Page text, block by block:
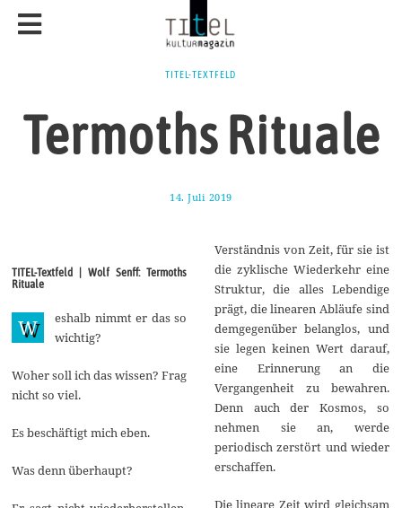
TITEL-TEXTFELD
Termoths Rituale
14. Juli 2019
u
2
0
1
9
TITEL-Textfeld | Wolf Senff: Termoths
Rituale
W
eshalb nimmt er das so
wichtig?
Woher soll ich das wissen? Frag
nicht so viel.
Es beschäftigt mich eben.
Was denn überhaupt?
Verständnis von Zeit, für sie ist
die zyklische Wiederkehr eine
Struktur, die alles Lebendige
prägt, die linearen Abläufe sind
demgegenüber belanglos, und
sie legen keinen Wert darauf,
eine Erinnerung an die
Vergangenheit zu bewahren.
Denn auch der Kosmos, so
nehmen sie an, werde
periodisch zerstört und wieder
erschaffen.
Die lineare Zeit wird gleichsam